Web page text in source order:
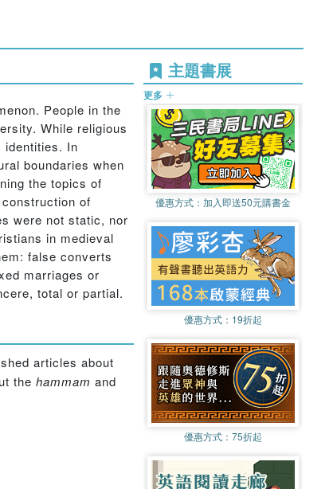
People in the
While religious
identities. In
boundaries when
the topics of
of
were not static, nor
in medieval
false converts
marriages or
total or partial.
articles about
the hammam and
主題書展
更多
優惠方式： 加入即送50元購書金
優惠方式： 19折起
優惠方式： 75折起